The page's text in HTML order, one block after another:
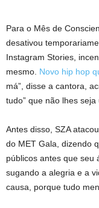
Para o Mês de
desativou
Instagram Stories,
mesmo. Novo hip hop
má”, disse a cantora,
tudo” que não lhes seja
Antes disso, SZA
do MET Gala, dizendo
públicos antes que seu
sugando a alegria e a
causa, porque tudo